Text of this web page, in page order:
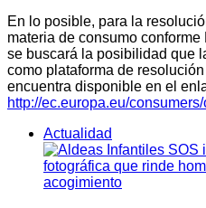
En lo posible, para la
materia de consumo
se buscará la posibilidad que
como plataforma de
encuentra disponible en el
http://ec.europa.eu/consumers/
Actualidad